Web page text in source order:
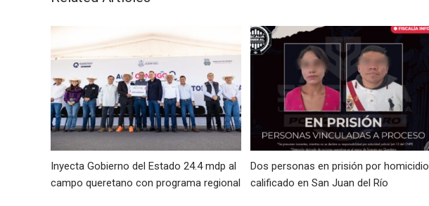
Inyecta Gobierno del Estado 24.4 mdp al
campo queretano con programa regional
Dos personas en prisión por homicidio
calificado en San Juan del Río